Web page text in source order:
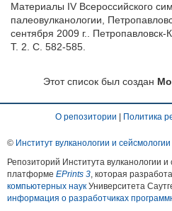
Материалы IV Всероссийского
палеовулканологии,
сентября 2009 г..
Т. 2. С. 582-585.
Этот список был создан
О репозитории Политика
© Институт вулканологии и
Репозиторий Института вулканологии
платформе EPrints 3, которая
компьютерных наук Университета
информация о разработчиках